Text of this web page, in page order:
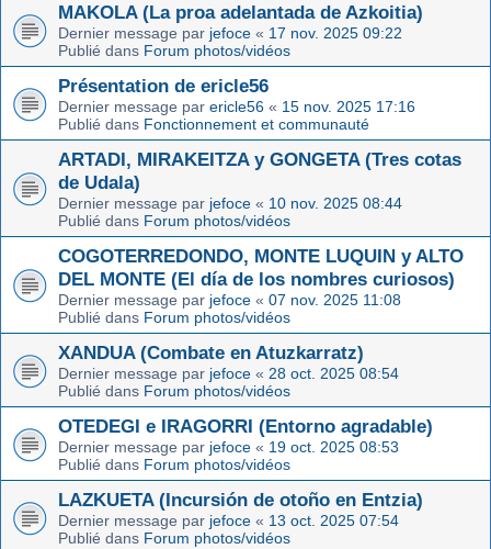
MAKOLA (La proa adelantada de Azkoitia)
Dernier message par jefoce « 17 nov. 2025 09:22
Publié dans Forum photos/vidéos
Présentation de ericle56
Dernier message par ericle56 « 15 nov. 2025 17:16
Publié dans Fonctionnement et communauté
ARTADI, MIRAKEITZA y GONGETA (Tres cotas
de Udala)
Dernier message par jefoce « 10 nov. 2025 08:44
Publié dans Forum photos/vidéos
COGOTERREDONDO, MONTE LUQUIN y ALTO
DEL MONTE (El día de los nombres curiosos)
Dernier message par jefoce « 07 nov. 2025 11:08
Publié dans Forum photos/vidéos
XANDUA (Combate en Atuzkarratz)
Dernier message par jefoce « 28 oct. 2025 08:54
Publié dans Forum photos/vidéos
OTEDEGI e IRAGORRI (Entorno agradable)
Dernier message par jefoce « 19 oct. 2025 08:53
Publié dans Forum photos/vidéos
LAZKUETA (Incursión de otoño en Entzia)
Dernier message par jefoce « 13 oct. 2025 07:54
Publié dans Forum photos/vidéos